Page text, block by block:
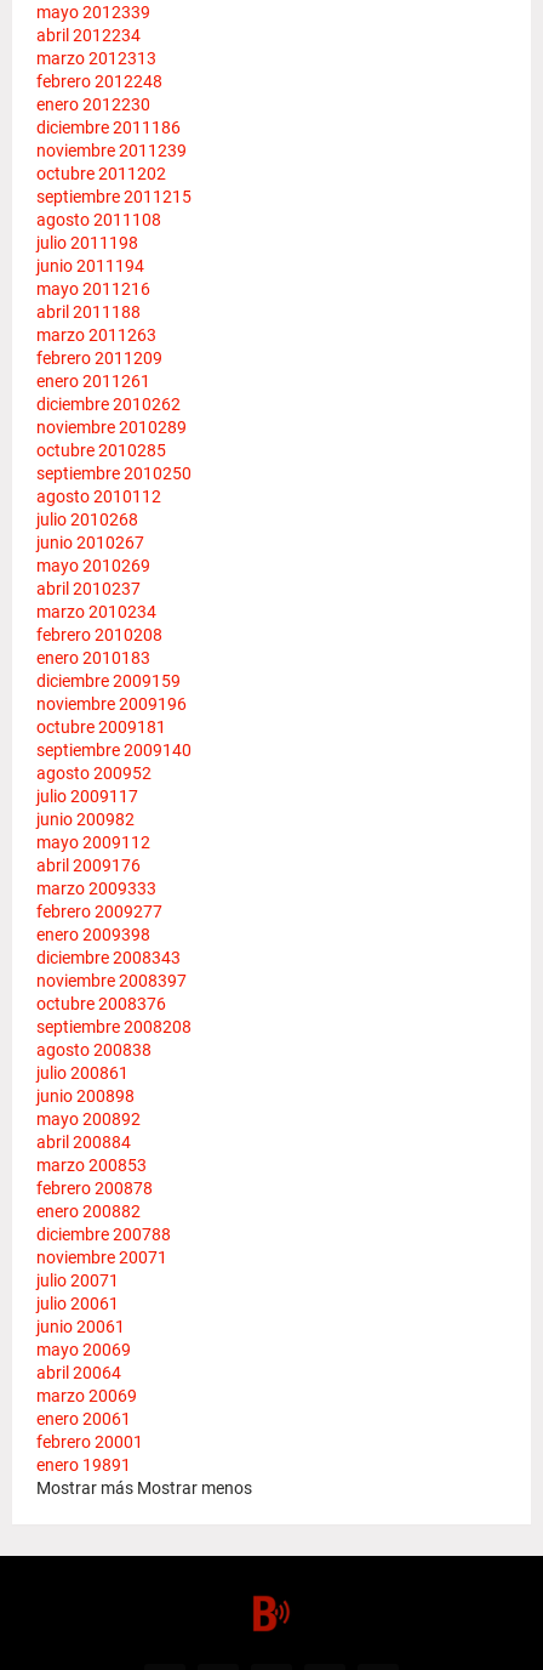
mayo 2012339
abril 2012234
marzo 2012313
febrero 2012248
enero 2012230
diciembre 2011 186
noviembre 2011239
octubre 2011202
septiembre 2011215
agosto 2011 108
julio 2011 198
junio 2011 194
mayo 2011216
abril 2011 188
marzo 2011263
febrero 2011209
enero 2011261
diciembre 2010262
noviembre 2010289
octubre 2010285
septiembre 2010250
agosto 2010112
julio 2010268
junio 2010267
mayo 2010269
abril 2010237
marzo 2010234
febrero 2010208
enero 2010183
diciembre 2009159
noviembre 2009196
octubre 2009181
septiembre 2009140
agosto 200952
julio 2009117
junio 200982
mayo 2009112
abril 2009176
marzo 2009333
febrero 2009277
enero 2009398
diciembre 2008343
noviembre 2008397
octubre 2008376
septiembre 2008208
agosto 200838
julio 200861
junio 200898
mayo 200892
abril 200884
marzo 200853
febrero 200878
enero 200882
diciembre 200788
noviembre 20071
julio 20071
julio 20061
junio 20061
mayo 20069
abril 20064
marzo 20069
enero 20061
febrero 20001
enero 19891
Mostrar más Mostrar menos